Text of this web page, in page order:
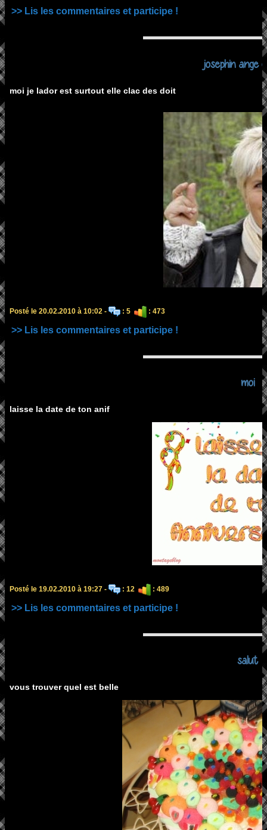
>> Lis les commentaires et participe !
josephin ange
moi je lador est surtout elle clac des doit
Posté le 20.02.2010 à 10:02 - : 5 : 473
>> Lis les commentaires et participe !
moi
laisse la date de ton anif
Posté le 19.02.2010 à 19:27 - : 12 : 489
>> Lis les commentaires et participe !
salut
vous trouver quel est belle